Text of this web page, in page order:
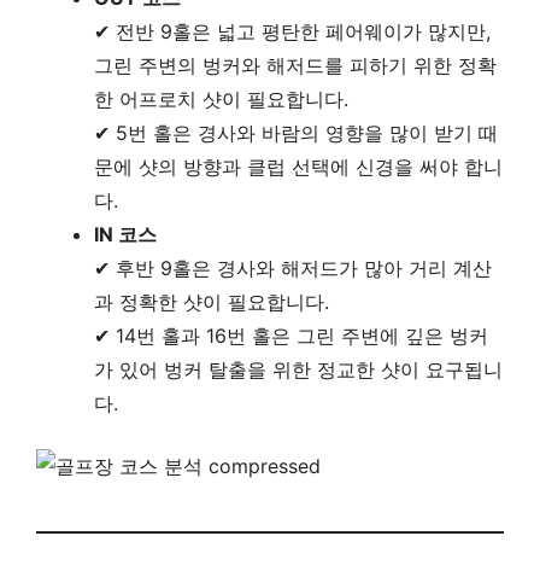
✔ 전반 9홀은 넓고 평탄한 페어웨이가 많지만,
그린 주변의 벙커와 해저드를 피하기 위한 정확
한 어프로치 샷이 필요합니다.
✔ 5번 홀은 경사와 바람의 영향을 많이 받기 때
문에 샷의 방향과 클럽 선택에 신경을 써야 합니
다.
IN 코스
✔ 후반 9홀은 경사와 해저드가 많아 거리 계산
과 정확한 샷이 필요합니다.
✔ 14번 홀과 16번 홀은 그린 주변에 깊은 벙커
가 있어 벙커 탈출을 위한 정교한 샷이 요구됩니
다.